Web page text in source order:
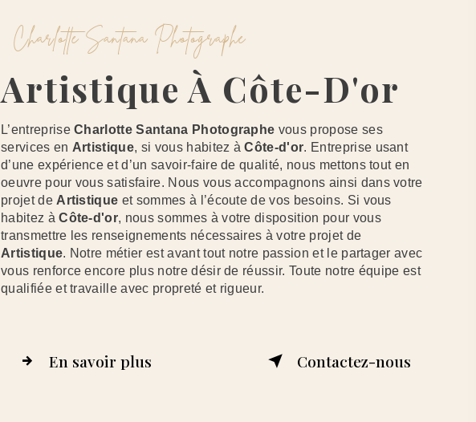
Charlotte Santana Photographe
Artistique À Côte-D'or
L’entrepriseCharlotte Santana Photographe vous propose ses
services en Artistique, si vous habitez àCôte-d'or. Entreprise usant
d’une expérience et d’un savoir-faire de qualité, nous mettons tout en
oeuvre pour vous satisfaire. Nous vous accompagnons ainsi dans votre
projet de Artistique et sommes à l’écoute de vos besoins. Si vous
habitez àCôte-d'or, nous sommes à votre disposition pour vous
transmettre les renseignements nécessaires à votre projet de
Artistique. Notre métier est avant tout notre passion et le partager avec
vous renforce encore plus notre désir de réussir. Toute notre équipe est
qualifiée et travaille avec propreté et rigueur.
En savoir plus Contactez-nous